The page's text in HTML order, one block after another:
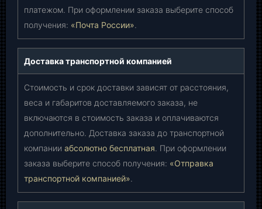
платежом. При оформлении заказа выберите способ
получения: «Почта России».
Доставка транспортной компанией
Стоимость и срок доставки зависят от расстояния,
веса и габаритов доставляемого заказа, не
включаются в стоимость заказа и оплачиваются
дополнительно. Доставка заказа до транспортной
компании абсолютно бесплатная. При оформлении
заказа выберите способ получения: «Отправка
транспортной компанией».